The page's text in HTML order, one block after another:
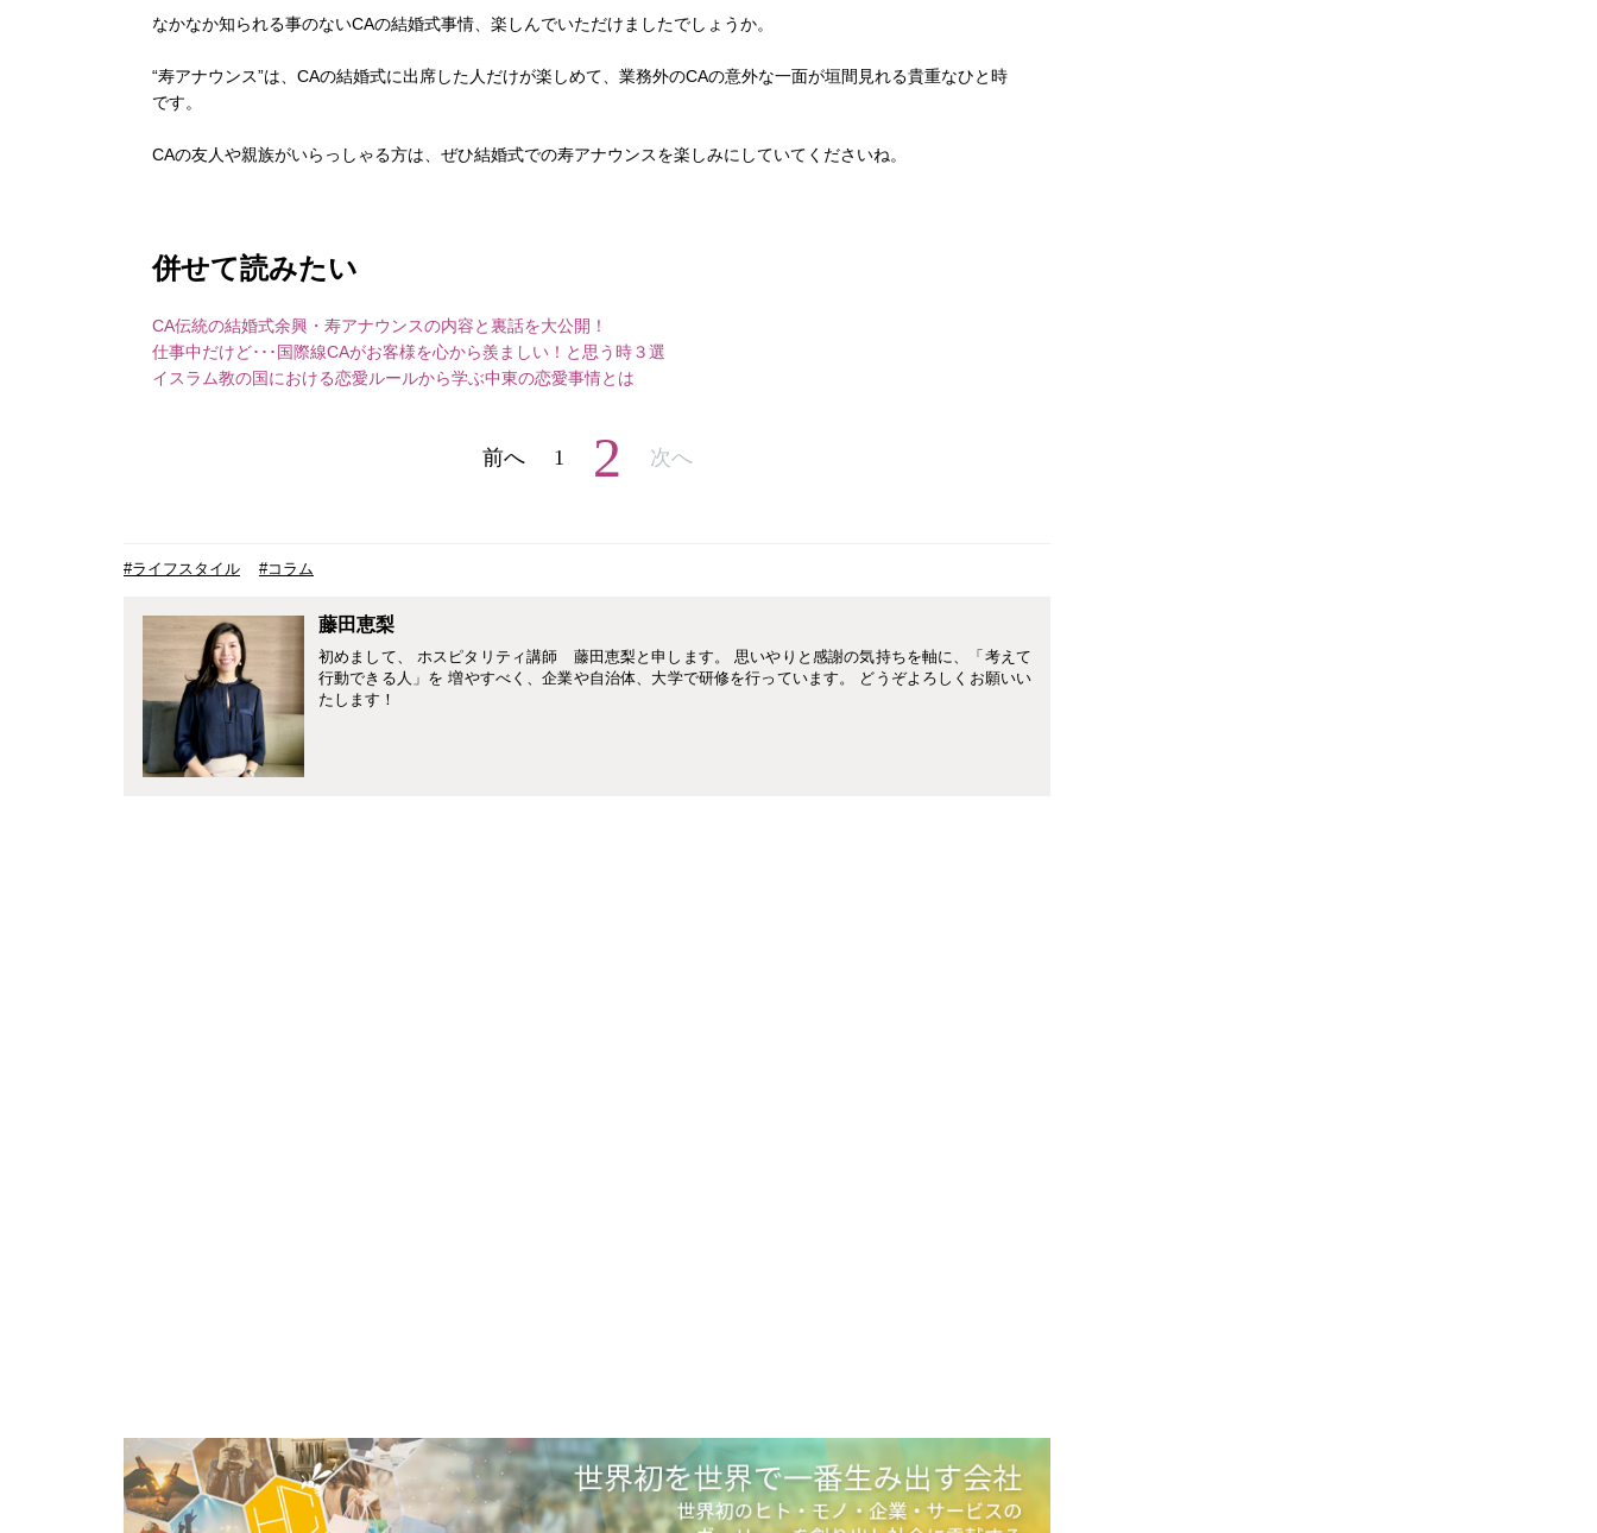
なかなか知られる事のないCAの結婚式事情、楽しんでいただけましたでしょうか。
“寿アナウンス”は、CAの結婚式に出席した人だけが楽しめて、業務外のCAの意外な一面が垣間見れる貴重なひと時
です。
CAの友人や親族がいらっしゃる方は、ぜひ結婚式での寿アナウンスを楽しみにしていてくださいね。
併せて読みたい
CA伝統の結婚式余興・寿アナウンスの内容と裏話を大公開！
仕事中だけど･･･国際線CAがお客様を心から羨ましい！と思う時３選
イスラム教の国における恋愛ルールから学ぶ中東の恋愛事情とは
前へ 1 2 次へ
#ライフスタイル #コラム
藤田恵梨
初めまして、 ホスピタリティ講師 藤田恵梨と申します。 思いやりと感謝の気持ちを軸に、「考えて
行動できる人」を 増やすべく、企業や自治体、大学で研修を行っています。 どうぞよろしくお願いい
たします！